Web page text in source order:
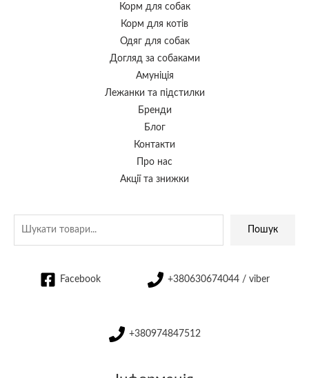
Корм для собак
Корм для котів
Одяг для собак
Догляд за собаками
Амуніція
Лежанки та підстилки
Бренди
Блог
Контакти
Про нас
Акції та знижки
Пошук
Facebook +380630674044 / viber
+380974847512